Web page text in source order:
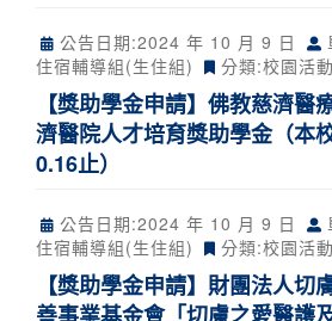
公告日期:2024 年 10 月 9 日
住宿輔導組(生住組)
分類:校園活動
【獎助學金申請】佛教慈濟醫
濟醫院人才培育獎助學金（本
0.16止）
公告日期:2024 年 10 月 9 日
住宿輔導組(生住組)
分類:校園活動
【獎助學金申請】財團法人切